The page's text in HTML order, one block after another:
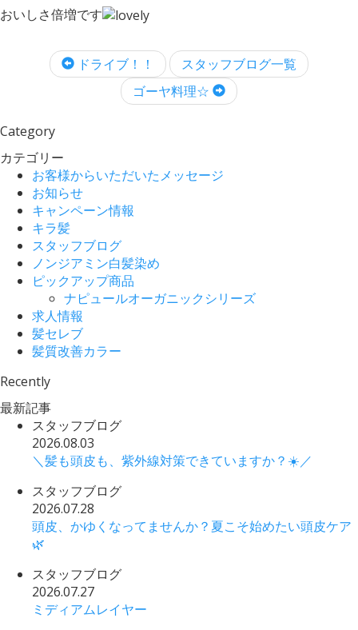
おいしさ倍増です
ドライブ！！
スタッフブログ一覧
ゴーヤ料理☆
Category
カテゴリー
お客様からいただいたメッセージ
お知らせ
キャンペーン情報
キラ髪
スタッフブログ
ノンジアミン白髪染め
ピックアップ商品
ナピュールオーガニックシリーズ
求人情報
髪セレブ
髪質改善カラー
Recently
最新記事
スタッフブログ
2026.08.03
＼髪も頭皮も、紫外線対策できていますか？☀️／
スタッフブログ
2026.07.28
頭皮、かゆくなってませんか？夏こそ始めたい頭皮ケア
🌿
スタッフブログ
2026.07.27
ミディアムレイヤー